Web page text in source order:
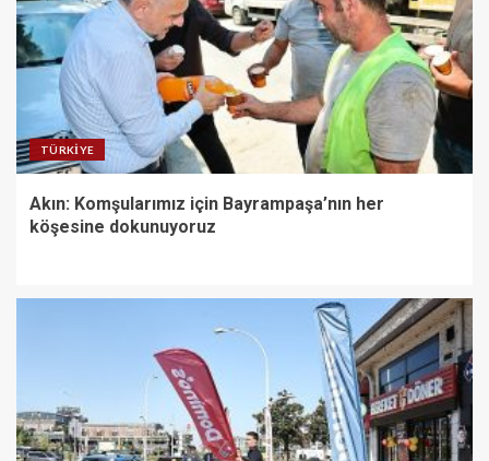
TÜRKIYE
Akın: Komşularımız için Bayrampaşa’nın her
köşesine dokunuyoruz